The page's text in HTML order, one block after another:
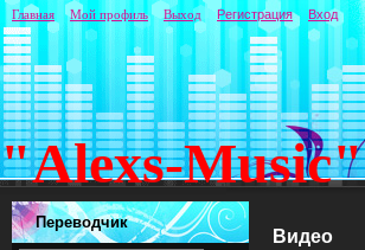
"Alexs-Music"
Главная Мой профиль Выход Регистрация Вход
Переводчик
Видео